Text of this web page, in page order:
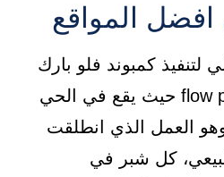
لتنفيذ كمبوند فلو بارك
العبور flow park residence حيث يقع في الحي
وهو العمل الذي انطلقت
كل شبر في